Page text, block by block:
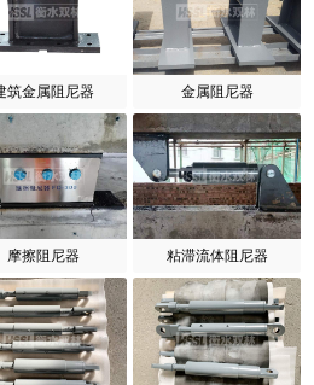
筑金属阻尼器 金属阻尼器
摩擦阻尼器 粘滞流体阻尼器